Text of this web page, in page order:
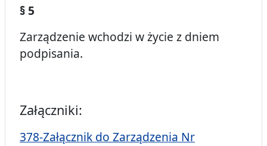
§ 5
Zarządzenie wchodzi w życie z dniem
podpisania.
Załączniki:
378-Załącznik do Zarządzenia Nr